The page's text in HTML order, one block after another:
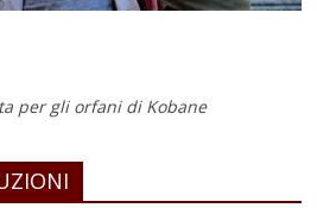
per gli orfani di Kobane